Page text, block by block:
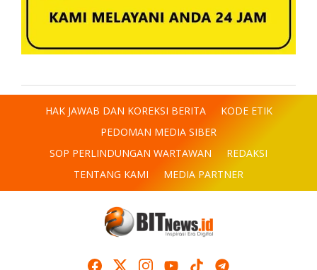
HAK JAWAB DAN KOREKSI BERITA
KODE ETIK
PEDOMAN MEDIA SIBER
SOP PERLINDUNGAN WARTAWAN
REDAKSI
TENTANG KAMI
MEDIA PARTNER